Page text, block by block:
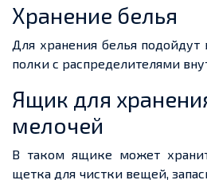
Хранение белья
Для хранения белья
полки с распределителями
Ящик для
мелочей
В таком ящике может
щетка для чистки вещей,